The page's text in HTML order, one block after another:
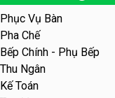
Phục Vụ Bàn
Pha Chế
Bếp Chính - Phụ Bếp
Thu Ngân
Kế Toán